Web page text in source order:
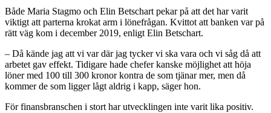
Både Maria Stagmo och Elin Betschart pekar på att det har varit
viktigt att parterna krokat arm i lönefrågan. Kvittot att banken var på
rätt väg kom i december 2019, enligt Elin Betschart.
– Då kände jag att vi var där jag tycker vi ska vara och vi såg då att
arbetet gav effekt. Tidigare hade chefer kanske möjlighet att höja
löner med 100 till 300 kronor kontra de som tjänar mer, men då
kommer de som ligger lågt aldrig i kapp, säger hon.
För finansbranschen i stort har utvecklingen inte varit lika positiv.